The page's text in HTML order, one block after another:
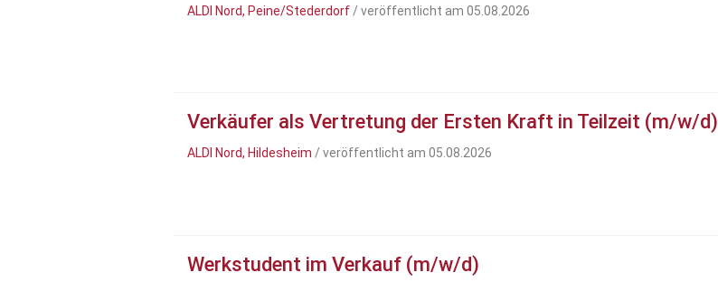
ALDI Nord, Peine/Stederdorf / veröffentlicht am 05.08.2026
Verkäufer als Vertretung der Ersten Kraft in Teilzeit (m/w/d)
ALDI Nord, Hildesheim / veröffentlicht am 05.08.2026
Werkstudent im Verkauf (m/w/d)